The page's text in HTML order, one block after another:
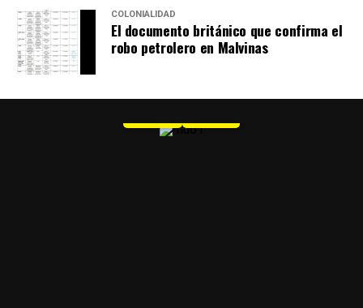
COLONIALIDAD
El documento británico que confirma el
robo petrolero en Malvinas